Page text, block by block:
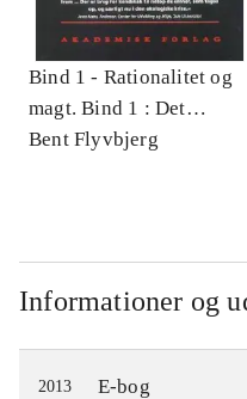
Bind 1 - Rationalitet og
magt. Bind 1 : Det
konkretes videnskab
Bent Flyvbjerg
Informationer og
2013 E-bog